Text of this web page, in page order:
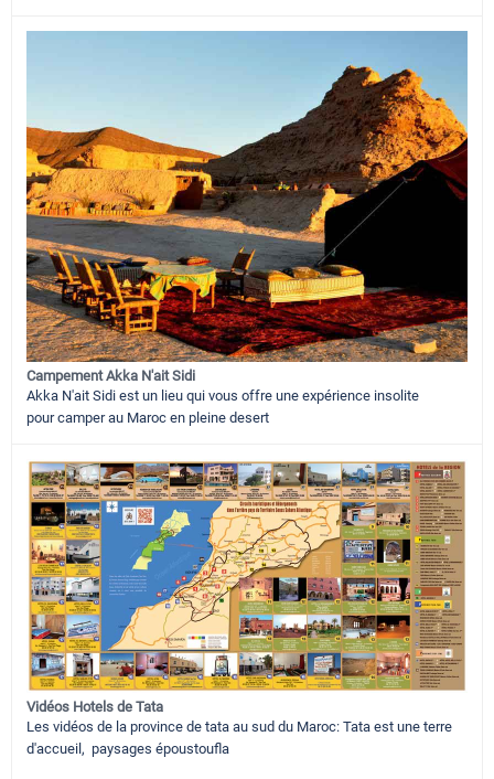
Campement Akka N'ait Sidi
Akka N'ait Sidi est un lieu qui vous offre une expérience insolite
pour camper au Maroc en pleine desert
Vidéos Hotels de Tata
Les vidéos de la province de tata au sud du Maroc: Tata est une terre
d'accueil, paysages époustoufla